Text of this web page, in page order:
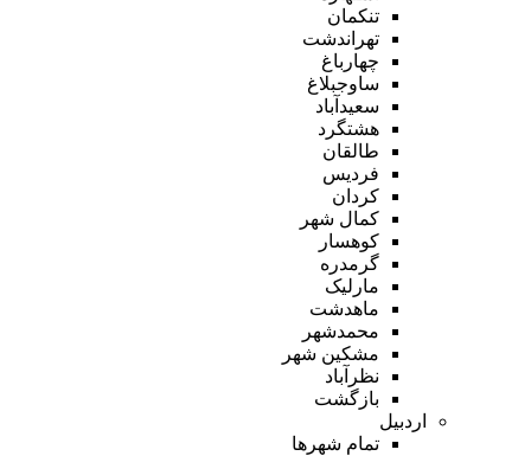
تنکمان
تهراندشت
چهارباغ
ساوجبلاغ
سعیدآباد
هشتگرد
طالقان
فردیس
کردان
کمال شهر
کوهسار
گرمدره
مارلیک
ماهدشت
محمدشهر
مشکین شهر
نظرآباد
بازگشت
اردبیل
تمام شهر‌ها